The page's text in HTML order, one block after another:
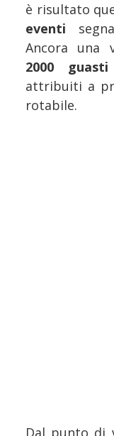
è risultato
eventi
Ancora una
2000 guasti
attribuiti a
rotabile.